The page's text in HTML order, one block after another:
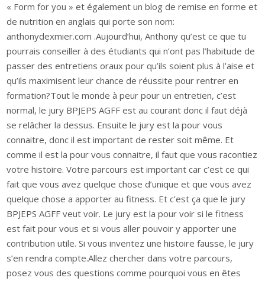
« Form for you » et également un blog de remise en forme et
de nutrition en anglais qui porte son nom:
anthonydexmier.com .Aujourd’hui, Anthony qu’est ce que tu
pourrais conseiller à des étudiants qui n’ont pas l’habitude de
passer des entretiens oraux pour qu’ils soient plus à l’aise et
qu’ils maximisent leur chance de réussite pour rentrer en
formation?Tout le monde à peur pour un entretien, c’est
normal, le jury BPJEPS AGFF est au courant donc il faut déjà
se relâcher la dessus. Ensuite le jury est la pour vous
connaitre, donc il est important de rester soit même. Et
comme il est la pour vous connaitre, il faut que vous racontiez
votre histoire. Votre parcours est important car c’est ce qui
fait que vous avez quelque chose d’unique et que vous avez
quelque chose a apporter au fitness. Et c’est ça que le jury
BPJEPS AGFF veut voir. Le jury est la pour voir si le fitness
est fait pour vous et si vous aller pouvoir y apporter une
contribution utile. Si vous inventez une histoire fausse, le jury
s’en rendra compte.Allez chercher dans votre parcours,
posez vous des questions comme pourquoi vous en êtes